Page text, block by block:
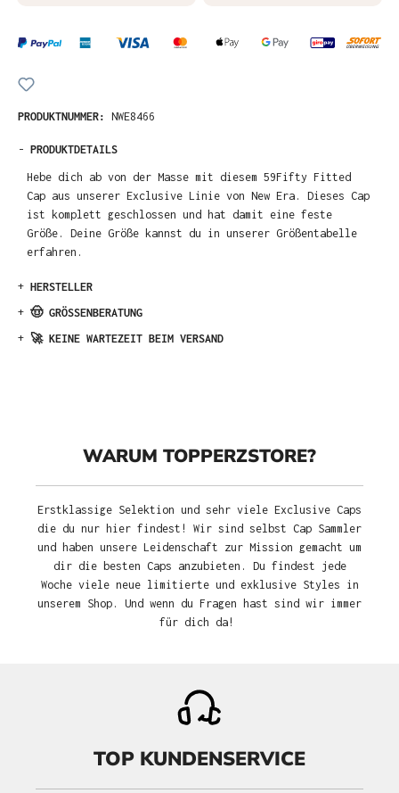
PRODUKTNUMMER: NWE8466
- PRODUKTDETAILS
Hebe dich ab von der Masse mit diesem 59Fifty Fitted
Cap aus unserer Exclusive Linie von New Era. Dieses Cap
ist komplett geschlossen und hat damit eine feste
Größe. Deine Größe kannst du in unserer Größentabelle
erfahren.
+ HERSTELLER
+ 🤠 GRÖSSENBERATUNG
+ 🚀 KEINE WARTEZEIT BEIM VERSAND
WARUM TOPPERZSTORE?
Erstklassige Selektion und sehr viele Exclusive Caps
die du nur hier findest! Wir sind selbst Cap Sammler
und haben unsere Leidenschaft zur Mission gemacht um
dir die besten Caps anzubieten. Du findest jede
Woche viele neue limitierte und exklusive Styles in
unserem Shop. Und wenn du Fragen hast sind wir immer
für dich da!
TOP KUNDENSERVICE